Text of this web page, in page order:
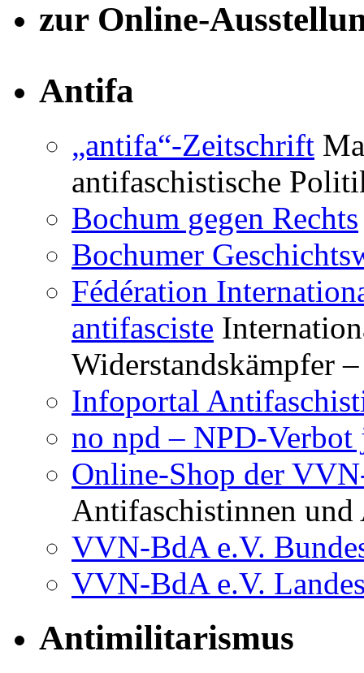
zur Online-
Antifa
„antifa“-Zeitschrift
antifaschistische
Bochum gegen Rechts
Bochumer
Fédération
antifasciste
Widerstandskämpfer
Infoportal
no npd – NPD-Verbot
Online-Shop der
Antifaschistinnen und
VVN-BdA e.V.
VVN-BdA e.V.
Antimilitarismus